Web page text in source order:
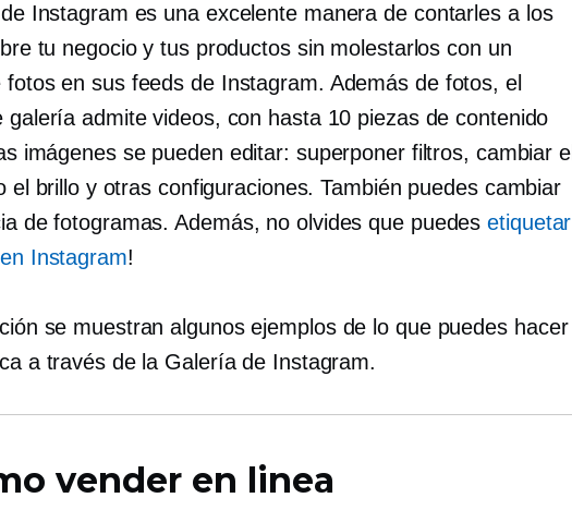
Instagram es una excelente manera de contarles a los
tu negocio y tus productos sin molestarlos con un
fotos en sus feeds de Instagram. Además de fotos, el
galería admite videos, con hasta 10 piezas de contenido
imágenes se pueden editar: superponer filtros, cambiar el
el brillo y otras configuraciones. También puedes cambiar
de fotogramas. Además, no olvides que puedesetiquetar
Instagram!
se muestran algunos ejemplos de lo que puedes hacer
a través de la Galería de Instagram.
vender en linea